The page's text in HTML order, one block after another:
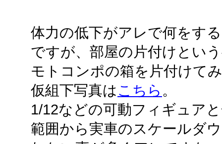
体力の低下がアレで何をす
ですが、部屋の片付けとい
モトコンポの箱を片付けて
仮組下写真はこちら 。
1/12などの可動フィギュア
範囲から実車のスケールダ